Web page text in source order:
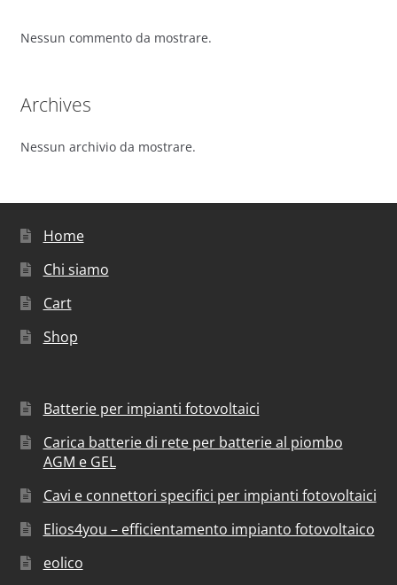
Nessun commento da mostrare.
Archives
Nessun archivio da mostrare.
Home
Chi siamo
Cart
Shop
Batterie per impianti fotovoltaici
Carica batterie di rete per batterie al piombo
AGM e GEL
Cavi e connettori specifici per impianti fotovoltaici
Elios4you – efficientamento impianto fotovoltaico
eolico